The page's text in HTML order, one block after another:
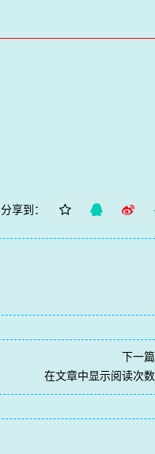
分享到：
下一篇
在文章中显示阅读次数